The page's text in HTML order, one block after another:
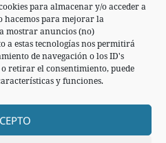
para almacenar y/o acceder a
hacemos para mejorar la
mostrar anuncios (no)
a estas tecnologías nos permitirá
de navegación o los ID's
retirar el consentimiento, puede
y funciones.
y de los objetivos